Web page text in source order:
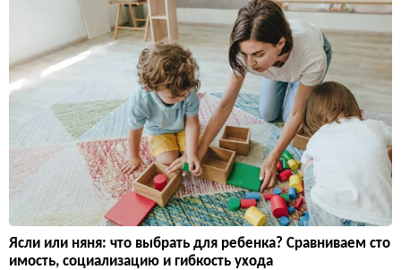
Ясли или няня: что выбрать для ребенка? Сравниваем сто
имость, социализацию и гибкость ухода